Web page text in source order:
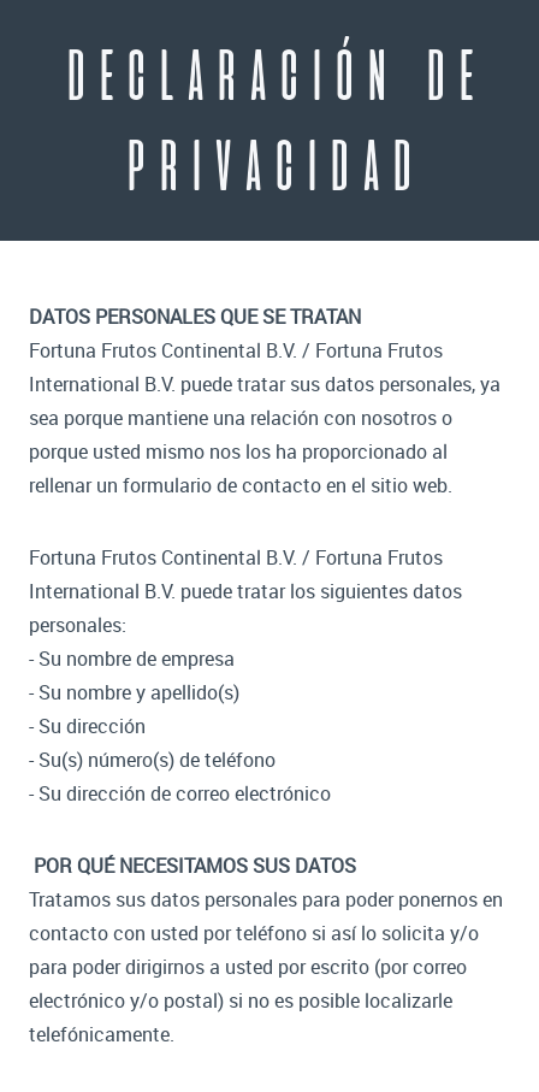
DECLARACIÓN DE
PRIVACIDAD
DATOS PERSONALES QUE SE TRATAN
Fortuna Frutos Continental B.V. / Fortuna Frutos
International B.V. puede tratar sus datos personales, ya
sea porque mantiene una relación con nosotros o
porque usted mismo nos los ha proporcionado al
rellenar un formulario de contacto en el sitio web.
Fortuna Frutos Continental B.V. / Fortuna Frutos
International B.V. puede tratar los siguientes datos
personales:
- Su nombre de empresa
- Su nombre y apellido(s)
- Su dirección
- Su(s) número(s) de teléfono
- Su dirección de correo electrónico
POR QUÉ NECESITAMOS SUS DATOS
Tratamos sus datos personales para poder ponernos en
contacto con usted por teléfono si así lo solicita y/o
para poder dirigirnos a usted por escrito (por correo
electrónico y/o postal) si no es posible localizarle
telefónicamente.